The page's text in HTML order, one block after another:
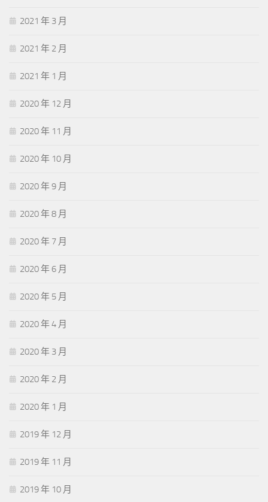
2021 年 3 月
2021 年 2 月
2021 年 1 月
2020 年 12 月
2020 年 11 月
2020 年 10 月
2020 年 9 月
2020 年 8 月
2020 年 7 月
2020 年 6 月
2020 年 5 月
2020 年 4 月
2020 年 3 月
2020 年 2 月
2020 年 1 月
2019 年 12 月
2019 年 11 月
2019 年 10 月